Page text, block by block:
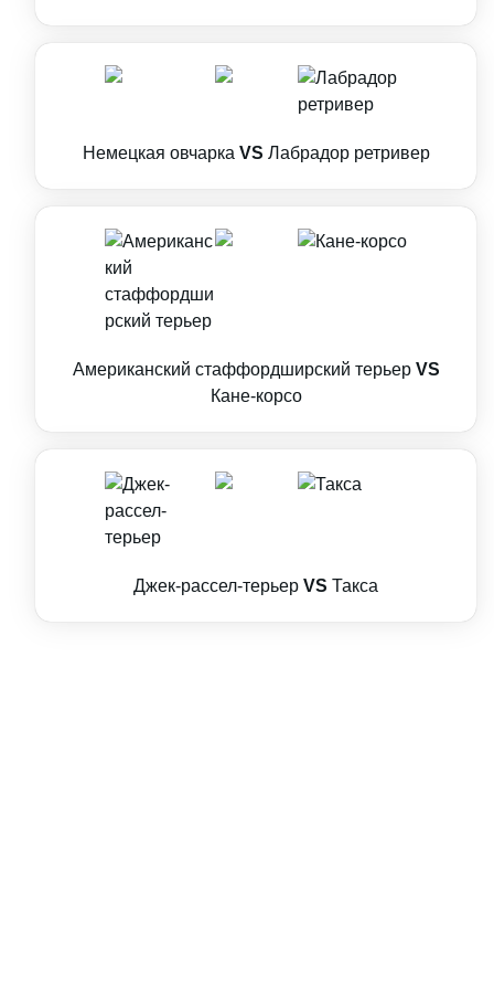
Немецкая овчарка VS Лабрадор ретривер
Американский стаффордширский терьер VS
Кане-корсо
Джек-рассел-терьер VS Такса